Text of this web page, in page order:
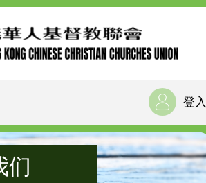
登入
们